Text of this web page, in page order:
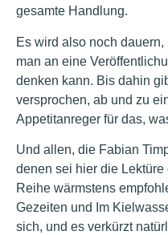
gesamte Handlung.
Es wird also noch
man an eine
denken kann. Bis dahin
versprochen, ab und zu
Appetitanreger für das,
Und allen, die Fabian
denen sei hier die
Reihe wärmstens
Gezeiten und Im
sich, und es verkürzt